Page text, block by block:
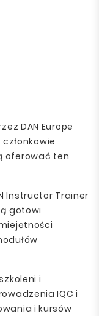
DAN Europe
oferować ten
Instructor Trainer
gotowi
i
IQC i
i kursów